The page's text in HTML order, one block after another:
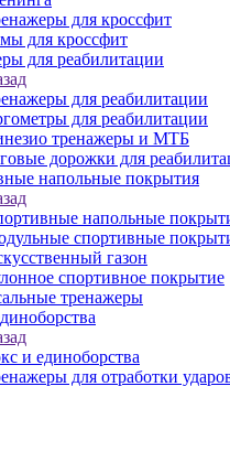
для кроссфит
для кроссфит
для реабилитации
для реабилитации
для реабилитации
тренажеры и МТБ
дорожки для
напольные покрытия
напольные
спортивные
газон
спортивное покрытие
тренажеры
и единоборства
для отработки